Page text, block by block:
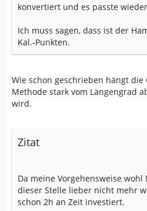
konvertiert und es passte
Ich muss sagen, dass ist der
Kal.-Punkten.
Wie schon geschrieben hängt
Methode stark vom Längengrad
wird.
Zitat
Da meine Vorgehensweise
dieser Stelle lieber nicht mehr
schon 2h an Zeit investiert.